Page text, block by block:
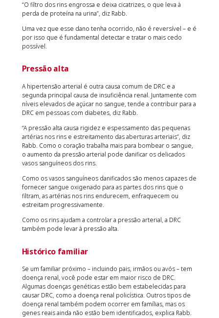
“O filtro dos rins engrossa e deixa cicatrizes, o que leva à
perda de proteína na urina”, diz Rabb.
Uma vez que esse dano tenha ocorrido, não é reversível – e é
por isso que é fundamental detectar e tratar o mais cedo
possível.
Pressão alta
A hipertensão arterial é outra causa comum de DRC e a
segunda principal causa de insuficiência renal. Juntamente com
níveis elevados de açúcar no sangue, tende a contribuir para a
DRC em pessoas com diabetes, diz Rabb.
“A pressão alta causa rigidez e espessamento das pequenas
artérias nos rins e estreitamento das aberturas arteriais”, diz
Rabb. Como o coração trabalha mais para bombear o sangue,
o aumento da pressão arterial pode danificar os delicados
vasos sanguíneos dos rins.
Como os vasos sanguíneos danificados são menos capazes de
fornecer sangue oxigenado para as partes dos rins que o
filtram, as artérias nos rins endurecem, enfraquecem ou
estreitam progressivamente.
Como os rins ajudam a controlar a pressão arterial, a DRC
também pode levar à pressão alta.
Histórico familiar
Se um familiar próximo – incluindo pais, irmãos ou avós – tem
doença renal, você pode estar em maior risco de DRC.
Algumas doenças genéticas estão bem estabelecidas para
causar DRC, como a doença renal policística. Outros tipos de
doença renal também podem ocorrer em famílias, mas os
genes reais ainda não estão bem identificados, explica Rabb.